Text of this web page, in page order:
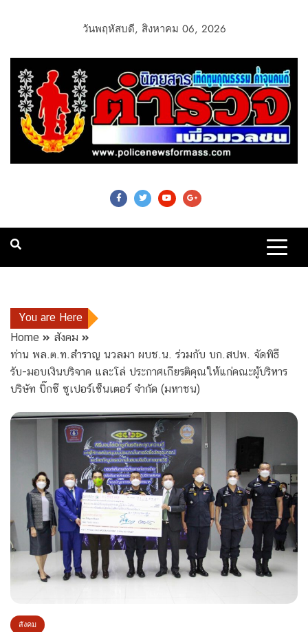
วันพฤหัสบดี, สิงหาคม 06, 2026
Police News For
Mass
You are Here
Home
สังคม
ท่าน พล.ต.ท.สำราญ นวลมา ผบช.น. ร่วมกับ บก.สปพ. จัดพิธี
รับ-มอบเงินบริจาค และโล่ ประกาศเกียรติคุณให้แก่คณะผู้บริหาร
บริษัท บิ๊กซี ซูเปอร์เซ็นเตอร์ จำกัด (มหาชน)
สังคม